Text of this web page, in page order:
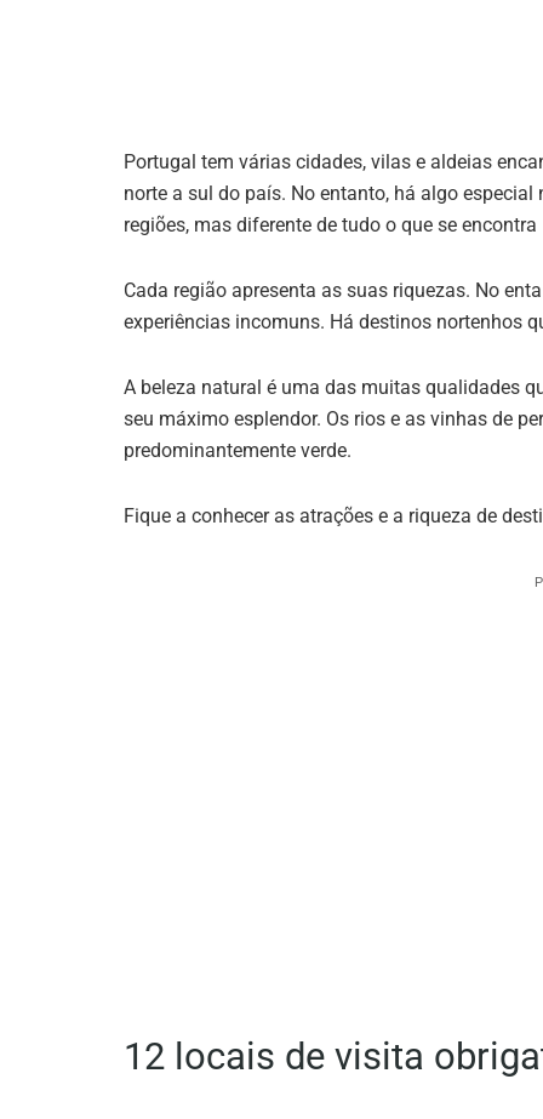
Portugal tem várias cidades, vilas e aldeias
norte a sul do país. No entanto, há algo
regiões, mas diferente de tudo o que se
Cada região apresenta as suas riquezas. No
experiências incomuns. Há destinos nortenhos
A beleza natural é uma das muitas qualidades
seu máximo esplendor. Os rios e as vinhas de
predominantemente verde.
Fique a conhecer as atrações e a riqueza de
12 locais de visita